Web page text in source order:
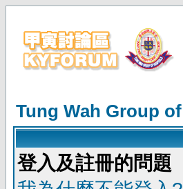
Tung Wah Group
登入及註冊的問題